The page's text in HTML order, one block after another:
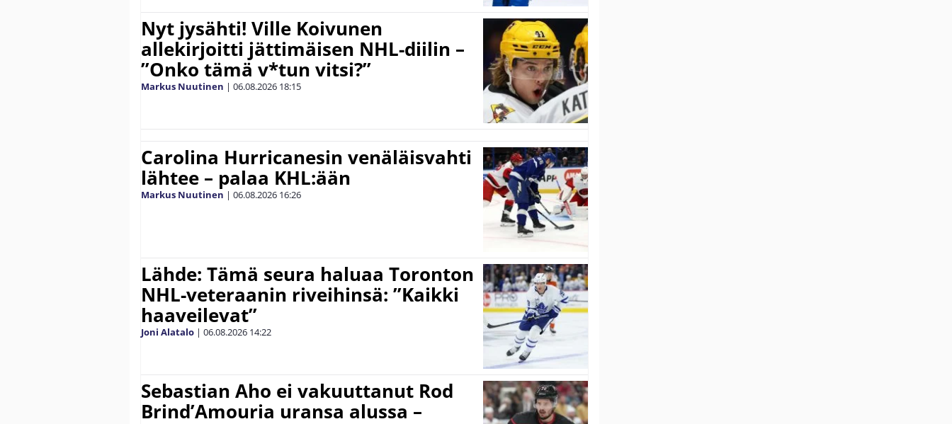
Nyt jysähti! Ville Koivunen
allekirjoitti jättimäisen NHL-diilin –
”Onko tämä v*tun vitsi?”
Markus Nuutinen | 06.08.2026 18:15
Carolina Hurricanesin venäläisvahti
lähtee – palaa KHL:ään
Markus Nuutinen | 06.08.2026 16:26
Lähde: Tämä seura haluaa Toronton
NHL-veteraanin riveihinsä: ”Kaikki
haaveilevat”
Joni Alatalo | 06.08.2026 14:22
Sebastian Aho ei vakuuttanut Rod
Brind’Amouria uransa alussa –